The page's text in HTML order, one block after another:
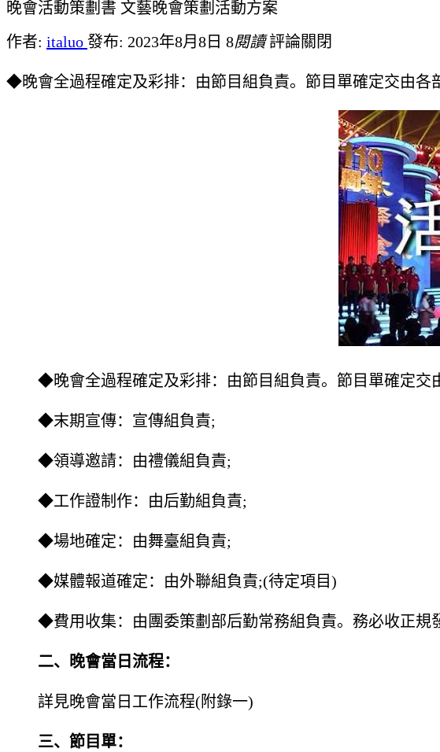
晚會活動策劃書 文藝晚會策劃活動方案
作者: italuo 發布: 2023年8月8日 8閱讀 評論關閉
◆晚會全過程確定及彩排：由節目組負責。節目單確定交由
◆晚會全過程確定及彩排：由節目組負責。節目單確定交
◆末期宣傳：宣傳組負責;
◆領導邀請：由禮儀組負責;
◆工作證制作：由后勤組負責;
◆場地確定：由舞臺組負責;
◆媒體報道確定：由外聯組負責;(待定項目)
◆費用收集：由團委策劃部后勤常務組負責。務必收正規
二、晚會當日流程：
詳見晚會當日工作流程(附錄一)
三、節目單：